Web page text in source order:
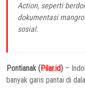
Action, seperti
dokumentasi
sosial.
Pontianak (Pilar.id) –
banyak garis pantai di